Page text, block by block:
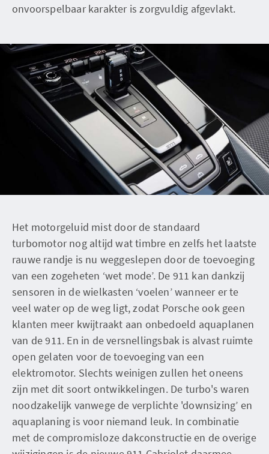
onvoorspelbaar karakter is zorgvuldig afgevlakt.
Het motorgeluid mist door de standaard
turbomotor nog altijd wat timbre en zelfs het laatste
rauwe randje is nu weggeslepen door de toevoeging
van een zogeheten ‘wet mode’. De 911 kan dankzij
sensoren in de wielkasten ‘voelen’ wanneer er te
veel water op de weg ligt, zodat Porsche ook geen
klanten meer kwijtraakt aan onbedoeld aquaplanen
van de 911. En in de versnellingsbak is alvast ruimte
open gelaten voor de toevoeging van een
elektromotor. Slechts weinigen zullen het oneens
zijn met dit soort ontwikkelingen. De turbo's waren
noodzakelijk vanwege de verplichte 'downsizing’ en
aquaplaning is voor niemand leuk. In combinatie
met de compromisloze dakconstructie en de overige